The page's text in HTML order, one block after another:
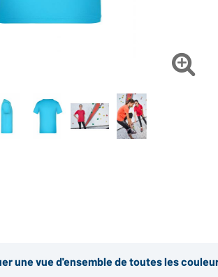

une vue d'ensemble de toutes les